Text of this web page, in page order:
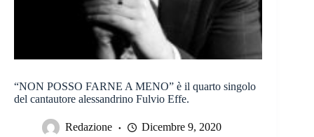
“NON POSSO FARNE A MENO” è il quarto singolo
del cantautore alessandrino Fulvio Effe.
Redazione Dicembre 9, 2020